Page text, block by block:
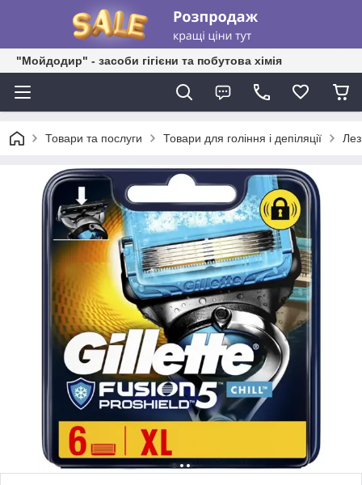
"Мойдодир" - засоби гігієни та побутова хімія
Товари та послуги Товари для гоління і депіляції